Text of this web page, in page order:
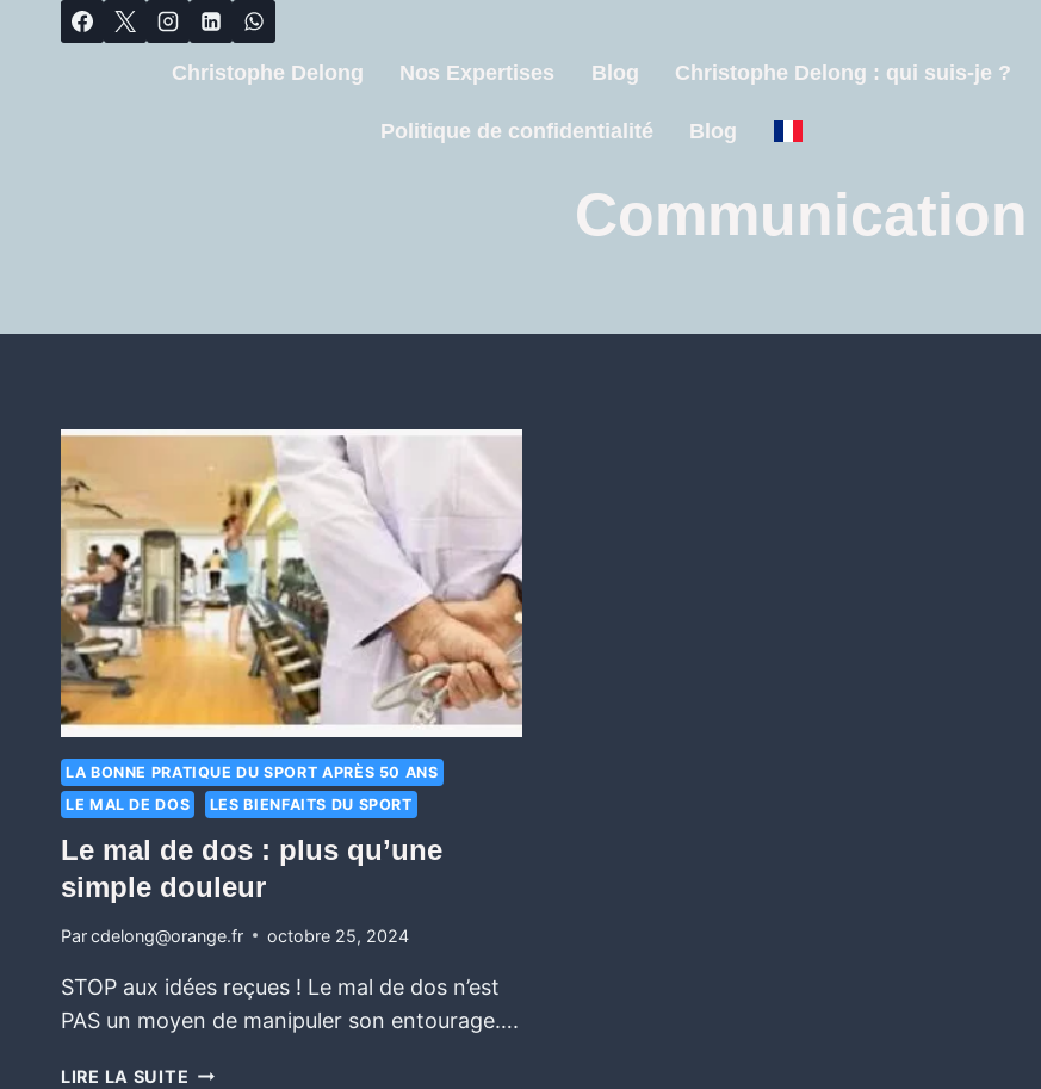
Christophe Delong Nos Expertises Blog Christophe Delong : qui suis-je ?
Politique de confidentialité Blog
Communication
LA BONNE PRATIQUE DU SPORT APRÈS 50 ANS
LE MAL DE DOS
LES BIENFAITS DU SPORT
Le mal de dos : plus qu’une
simple douleur
Parcdelong@orange.fr octobre 25, 2024
STOP aux idées reçues ! Le mal de dos n’est
PAS un moyen de manipuler son entourage….
LIRE LA SUITE